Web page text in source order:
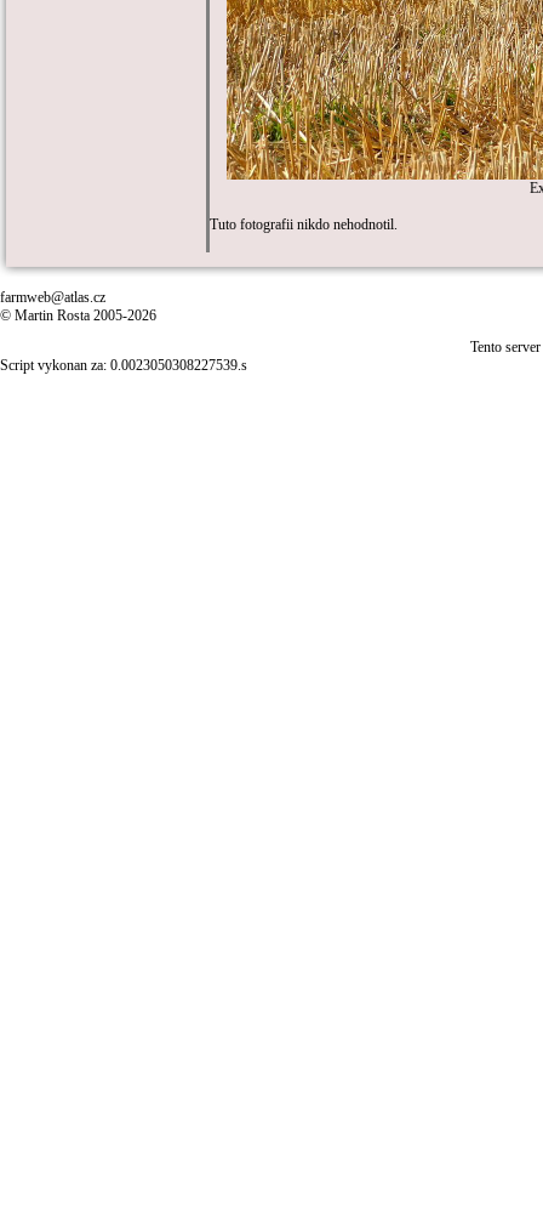
Tuto fotografii nikdo nehodnotil.
farmweb@atlas.cz
© Martin Rosta 2005-2026
Tento
Script vykonan za: 0.0023050308227539.s